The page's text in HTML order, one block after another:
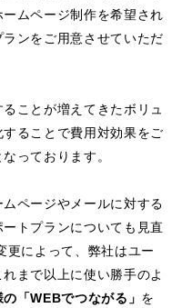
ムページ制作を希望され
ンをご用意させていただ
ことが増えてきたボリュ
ることで費用対効果をご
っております。
ページやメールに対する
トプランについても見直
更によって、弊社はユー
まで以上に使い勝手のよ
「WEBでつながる」 を